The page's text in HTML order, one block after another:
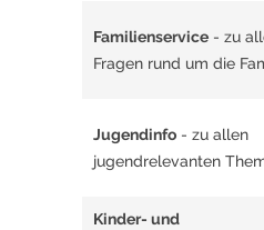
Familienservice - zu
Fragen rund um die
Jugendinfo - zu allen
jugendrelevanten
Kinder- und